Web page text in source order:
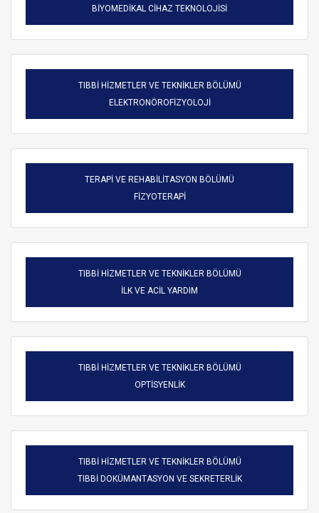
BİYOMEDİKAL CİHAZ TEKNOLOJİSİ
TIBBİ HİZMETLER VE TEKNİKLER BÖLÜMÜ
ELEKTRONÖROFİZYOLOJİ
TERAPİ VE REHABİLİTASYON BÖLÜMÜ
FİZYOTERAPİ
TIBBİ HİZMETLER VE TEKNİKLER BÖLÜMÜ
İLK VE ACİL YARDIM
TIBBİ HİZMETLER VE TEKNİKLER BÖLÜMÜ
OPTİSYENLİK
TIBBİ HİZMETLER VE TEKNİKLER BÖLÜMÜ
TIBBİ DOKÜMANTASYON VE SEKRETERLİK